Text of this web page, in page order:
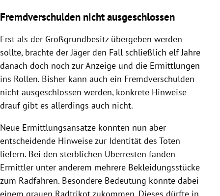
Fremdverschulden nicht ausgeschlossen
Erst als der Großgrundbesitz übergeben werden
sollte, brachte der Jäger den Fall schließlich elf Jahre
danach doch noch zur Anzeige und die Ermittlungen
ins Rollen. Bisher kann auch ein Fremdverschulden
nicht ausgeschlossen werden, konkrete Hinweise
drauf gibt es allerdings auch nicht.
Neue Ermittlungsansätze könnten nun aber
entscheidende Hinweise zur Identität des Toten
liefern. Bei den sterblichen Überresten fanden
Ermittler unter anderem mehrere Bekleidungsstücke
zum Radfahren. Besondere Bedeutung könnte dabei